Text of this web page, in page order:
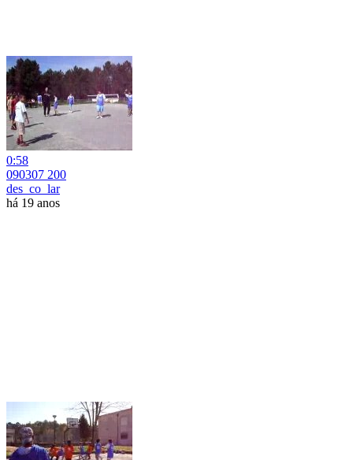
0:58
090307 200
des_co_lar
há 19 anos